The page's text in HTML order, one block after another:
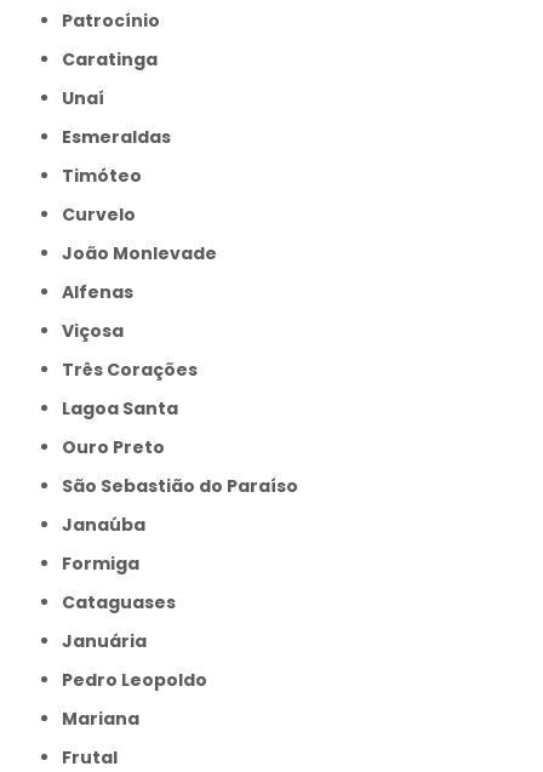
Patrocínio
Caratinga
Unaí
Esmeraldas
Timóteo
Curvelo
João Monlevade
Alfenas
Viçosa
Três Corações
Lagoa Santa
Ouro Preto
São Sebastião do Paraíso
Janaúba
Formiga
Cataguases
Januária
Pedro Leopoldo
Mariana
Frutal